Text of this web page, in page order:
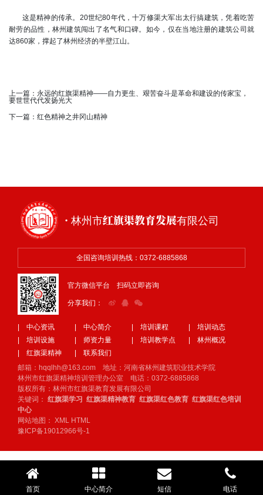
这是精神的传承。20世纪80年代，十万修渠大军出太行搞建筑，凭着吃苦
耐劳的品性，林州建筑闯出了名气和口碑。如今，仅在当地注册的建筑公司就
达860家，撑起了林州经济的半壁江山。
上一篇： 永远的红旗渠精神——自力更生、艰苦奋斗是革命和建设的传家宝，
要世世代代发扬光大
下一篇： 红色精神之井冈山精神
· 林州市红旗渠教育发展有限公司
全国咨询培训热线：0372-6885868
官方微信平台 扫码立即咨询
分享我们：
| 中心资讯 | 中心简介 | 培训课程
| 培训动态
| 培训设施
| 师资力量 | 培训教学点
| 林州概况
| 红旗渠精神
| 联系我们
邮箱：hqqlhh@163.com 地址：河南省林州建筑职业技术学院
林州市红旗渠精神培训管理办公室 电话：0372-6885868
版权所有：林州市红旗渠教育发展有限公司
关键词： 红旗渠学习 红旗渠精神教育 红旗渠红色教育 红旗渠红色培训
中心
网站地图： XML
HTML
豫ICP备19012966号-1
首页 中心简介 短信
电话